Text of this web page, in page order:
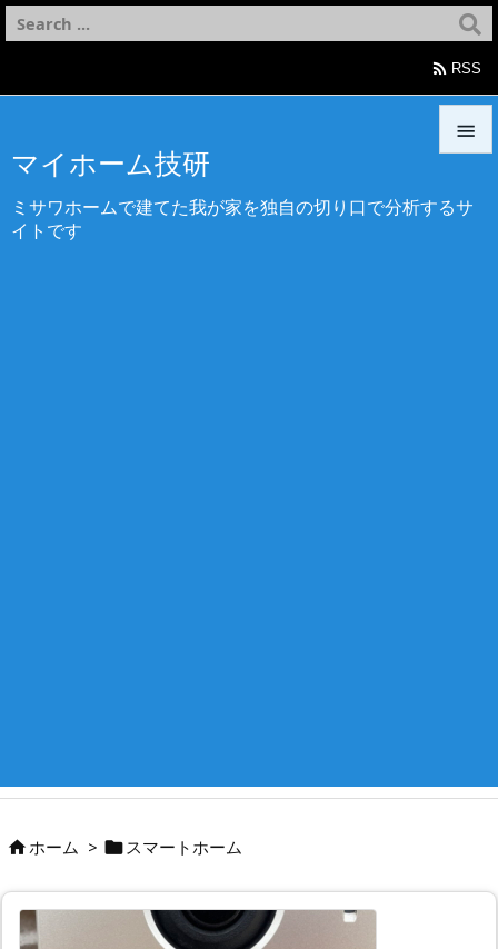
マイホーム技研
ミサワホームで建てた我が家を独自の切り口で分析するサ
イトです

メニュ
 RSS
ホーム > スマートホーム